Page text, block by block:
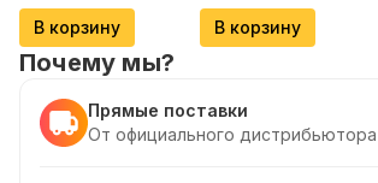
В корзину
В корзину
Почему мы?
Прямые поставки
От официального дистрибьютора